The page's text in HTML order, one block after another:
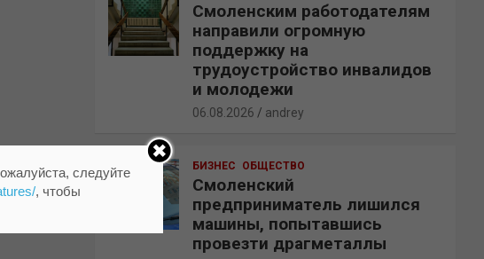
Смоленским работодателям
направили огромную
поддержку на
трудоустройство инвалидов
и молодежи
06.08.2026 andrey
БИЗНЕС ОБЩЕСТВО
Смоленский
предприниматель лишился
машины, попытавшись
провезти драгметаллы
следуйте
, чтобы